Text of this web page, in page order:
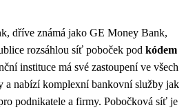
dříve známá jako GE Money Bank,
rozsáhlou síť poboček pod kódem
instituce má své zastoupení ve všech
a nabízí komplexní bankovní služby jak
podnikatele a firmy. Pobočková síť je